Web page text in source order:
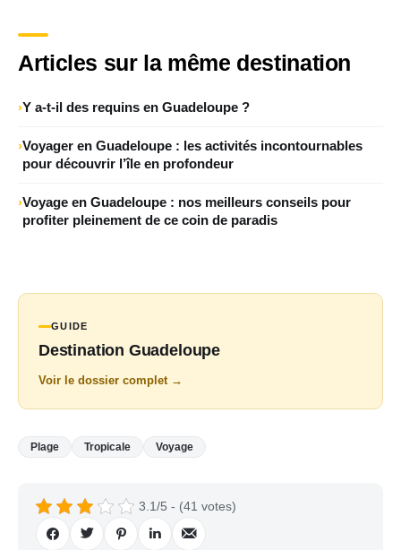
Articles sur la même destination
Y a-t-il des requins en Guadeloupe ?
Voyager en Guadeloupe : les activités incontournables
pour découvrir l’île en profondeur
Voyage en Guadeloupe : nos meilleurs conseils pour
profiter pleinement de ce coin de paradis
GUIDE
Destination Guadeloupe
Voir le dossier complet →
Plage Tropicale Voyage
3.1/5 - (41 votes)